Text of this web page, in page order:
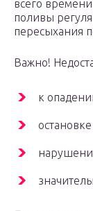
всего
поливы
пересыхания
Важно!
к